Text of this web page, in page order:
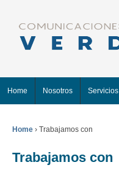
Home Nosotros Servicios
Home › Trabajamos con
Trabajamos con